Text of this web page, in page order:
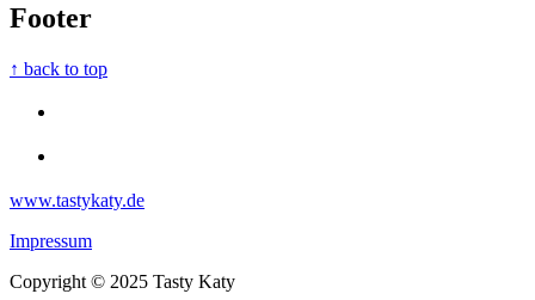
Footer
↑ back to top
www.tastykaty.de
Impressum
Copyright © 2025 Tasty Katy